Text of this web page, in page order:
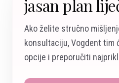
jasan plan
Ako želite stručno
konsultaciju, Vogdent tim
opcije i preporučiti